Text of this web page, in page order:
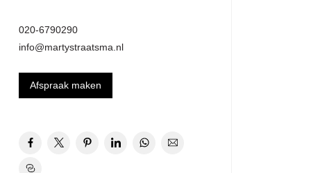
020-6790290
info@martystraatsma.nl
Afspraak maken